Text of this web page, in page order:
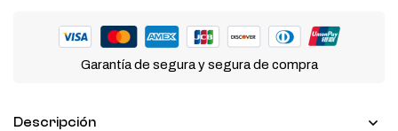
Garantía de segura y segura de compra
Descripción